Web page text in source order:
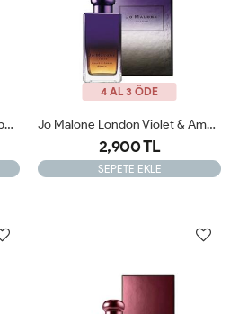
Jo Malone London Scarlet Poppy Cologne Intens Orjinal JLT
4 AL 3 ÖDE
Jo Malone London Violet & Amber Absolu 100 Ml Kadın Parfümü Orıjınal JLT
2,900 TL
SEPETE EKLE